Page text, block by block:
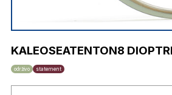
KALEOSEATENTON8
održivo statement